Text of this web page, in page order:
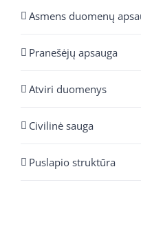
Asmens duomenų
Pranešėjų apsauga
Atviri duomenys
Civilinė sauga
Puslapio struktūra